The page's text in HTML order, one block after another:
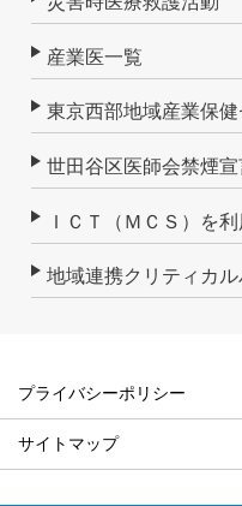
産業医一覧
東京西部地域産業保
世田谷区医師会禁煙宣
ＩＣＴ（ＭＣＳ）を
地域連携クリティカル
プライバシーポリシー
サイトマップ